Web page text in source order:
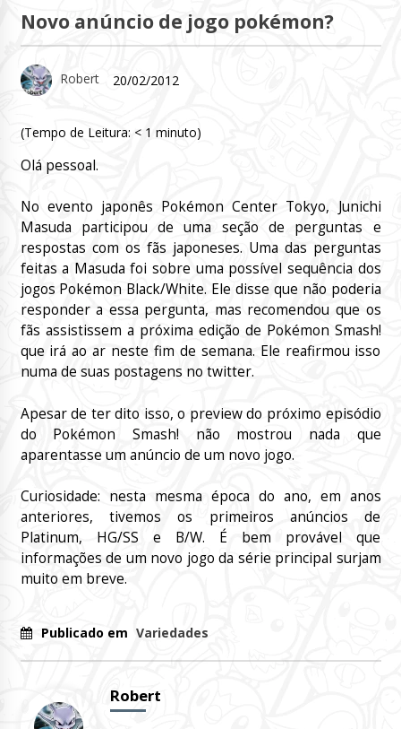
Novo anúncio de jogo pokémon?
Robert 20/02/2012
(Tempo de Leitura: < 1 minuto)
Olá pessoal.
No evento japonês Pokémon Center Tokyo, Junichi
Masuda participou de uma seção de perguntas e
respostas com os fãs japoneses. Uma das perguntas
feitas a Masuda foi sobre uma possível sequência dos
jogos Pokémon Black/White. Ele disse que não poderia
responder a essa pergunta, mas recomendou que os
fãs assistissem a próxima edição de Pokémon Smash!
que irá ao ar neste fim de semana. Ele reafirmou isso
numa de suas postagens no twitter.
Apesar de ter dito isso, o preview do próximo episódio
do Pokémon Smash! não mostrou nada que
aparentasse um anúncio de um novo jogo.
Curiosidade: nesta mesma época do ano, em anos
anteriores, tivemos os primeiros anúncios de
Platinum, HG/SS e B/W. É bem provável que
informações de um novo jogo da série principal surjam
muito em breve.
Publicado em Variedades
Robert